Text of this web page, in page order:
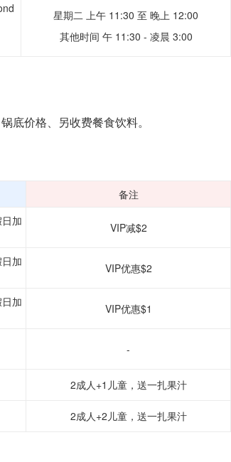
星期二 上午 11:30 至 晚上 12:00
其他时间 午 11:30 - 凌晨 3:00
底价格、另收费餐食饮料。
备注
加
VIP减$2
加
VIP优惠$2
加
VIP优惠$1
-
2成人+1儿童，送一扎果汁
2成人+2儿童，送一扎果汁